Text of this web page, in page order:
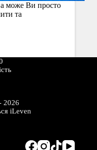
може Ви просто
та
2026
iLeven